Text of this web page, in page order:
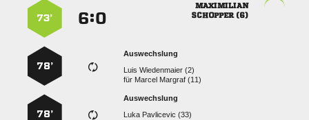

 
:
73’
Auswechslung
  
für   
78’
Auswechslung
  
78’